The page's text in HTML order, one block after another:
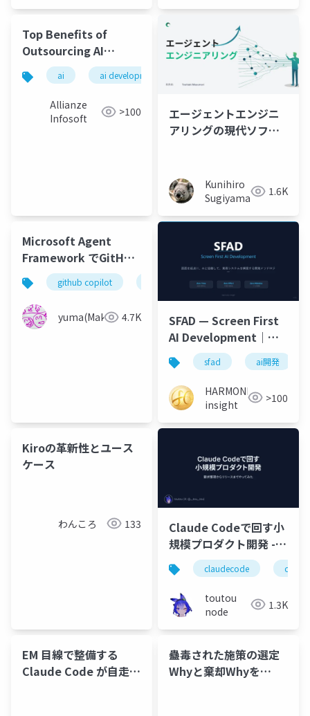
Top Benefits of
Outsourcing AI
Development
ai ai development outsourcing
Allianze
Infosoft
>100
エージェントエンジニ
アリングの現代ソフト
Kunihiro
Sugiyama
1.6K
Microsoft Agent
Framework でGitHub
Copilot を Agent とし
て利用したアプリを開
発する
github copilot
yuma(Maki) 4.7K
SFAD — Screen First
AI Development｜画
面を起点にAIと業務シ
ステムを構築する開発
メソドロジー
sfad ai開発
HARMONIC
insight
>100
Kiroの革新性とユース
ケース
わんころ 133
Claude Codeで回す小
規模プロダクト開発 -
要求整理からリリース
までやってみた
claudecode claude
toutou
node
1.3K
EM 目線で整備する
Claude Code が自走す
蠱毒された施策の選定
Whyと棄却Whyを